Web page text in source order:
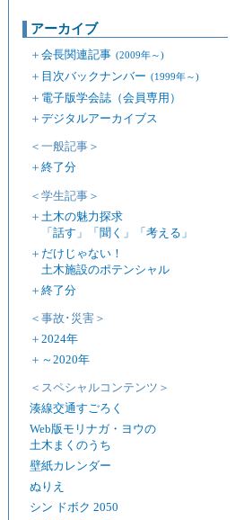
アーカイブ
＋ 会長関連記事 (2009年～)
＋ 目次バックナンバー (1999年～)
＋ 電子版学会誌（会員専用）
＋ デジタルアーカイブス
＜一般記事＞
＋ 終了分
＜学生記事＞
＋ 土木の魅力探求
「話す」「聞く」「考える」
＋ だけじゃない！
土木施設のポテンシャル
＋ 終了分
＜事故･災害＞
＋ 2024年
＋ ～2020年
＜スペシャルコンテンツ＞
湊線交通すごろく
Web版モリナガ・ヨウの
土木まくのうち
壁紙カレンダー
ぬりえ
シン ドボク 2050